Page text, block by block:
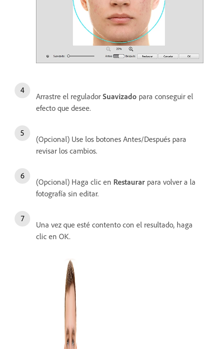
Arrastre el regulador Suavizado para conseguir el
efecto que desee.
(Opcional) Use los botones Antes/Después para
revisar los cambios.
(Opcional) Haga clic en Restaurar para volver a la
fotografía sin editar.
Una vez que esté contento con el resultado, haga
clic en OK.